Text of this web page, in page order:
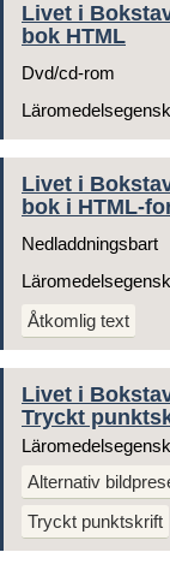
Livet i
bok HTML
Dvd/cd-rom
Livet i
bok i HTML-
Nedladdningsbart
Åtkomlig text
Livet i
Tryckt
Alternativ
Tryckt punktskrift